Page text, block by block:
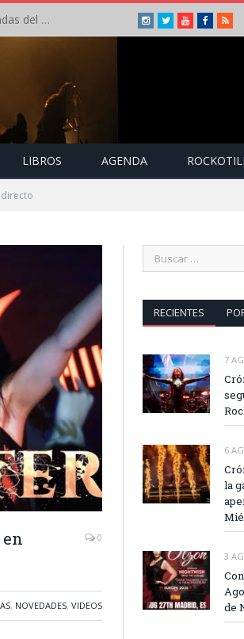
Crónica: Arch Enemy brilla en la segunda jornada del Leyendas del Rock – Jueves – Agosto 2026 Instagram
TwitterYoutubeFacebook
RSS
LIBROS AGENDA
0
, NOVEDADES, VIDEOS
RECIENTES
7
6
la
3
de